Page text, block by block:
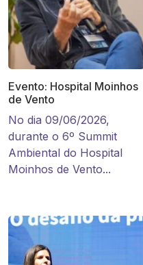
Evento: Hospital Moinhos
de Vento
No dia 09/06/2026,
durante o 6º Summit
Ambiental do Hospital
Moinhos de Vento...